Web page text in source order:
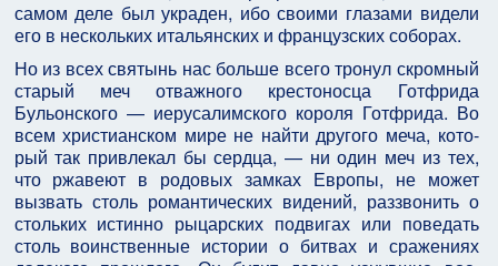
самом деле был украден, ибо своими глазами видели
его в нескольких итальянских и французских соборах.
Но из всех святынь нас больше всего тронул скром­ный
старый меч отважного крестоносца Готфрида
Бульонского — иерусалимского короля Готфрида. Во
всем христианском мире не найти другого меча, кото­
рый так привлекал бы сердца, — ни один меч из тех,
что ржавеют в родовых замках Европы, не может
вызвать столь романтических видений, раззвонить о
стольких истинно рыцарских подвигах или поведать
столь воинственные истории о битвах и сражениях